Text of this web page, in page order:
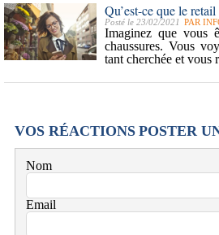
Qu’est-ce que le
Posté le 23/02/2021 PAR
Imaginez que vous
chaussures. Vous
tant cherchée et vous
VOS RÉACTIONS POSTER
Nom
Email